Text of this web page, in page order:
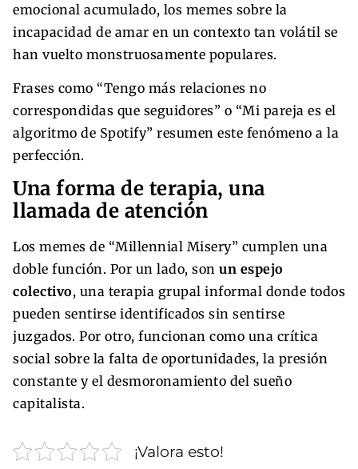
emocional acumulado, los memes sobre la
incapacidad de amar en un contexto tan volátil se
han vuelto monstruosamente populares.
Frases como “Tengo más relaciones no
correspondidas que seguidores” o “Mi pareja es el
algoritmo de Spotify” resumen este fenómeno a la
perfección.
Una forma de terapia, una
llamada de atención
Los memes de “Millennial Misery” cumplen una
doble función. Por un lado, son un espejo
colectivo, una terapia grupal informal donde todos
pueden sentirse identificados sin sentirse
juzgados. Por otro, funcionan como una crítica
social sobre la falta de oportunidades, la presión
constante y el desmoronamiento del sueño
capitalista.
¡Valora esto!